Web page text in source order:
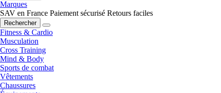
Marques
SAV en France Paiement sécurisé Retours faciles
Rechercher
Fitness & Cardio
Musculation
Cross Training
Mind & Body
Sports de combat
Vêtements
Chaussures